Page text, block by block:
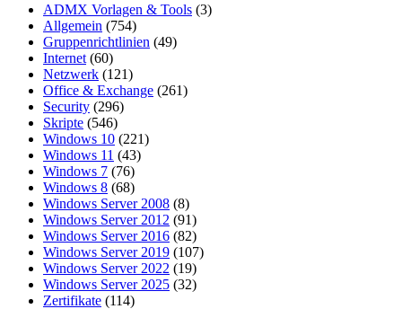
ADMX Vorlagen & Tools (3)
Allgemein (754)
Gruppenrichtlinien (49)
Internet (60)
Netzwerk (121)
Office & Exchange (261)
Security (296)
Skripte (546)
Windows 10 (221)
Windows 11 (43)
Windows 7 (76)
Windows 8 (68)
Windows Server 2008 (8)
Windows Server 2012 (91)
Windows Server 2016 (82)
Windows Server 2019 (107)
Windows Server 2022 (19)
Windows Server 2025 (32)
Zertifikate (114)